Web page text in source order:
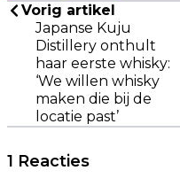
Vorig artikel
Japanse Kuju
Distillery onthult
haar eerste whisky:
‘We willen whisky
maken die bij de
locatie past’
1 Reacties